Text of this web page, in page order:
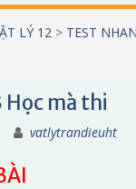
LÝ 12 > TEST
mà thi
vatlytrandieuht